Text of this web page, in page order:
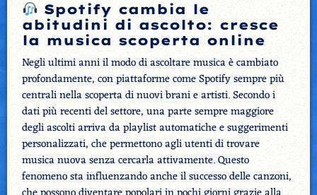
Spotify cambia le
abitudini di ascolto: cresce
la musica scoperta online
Negli ultimi anni il modo di ascoltare musica è cambiato
profondamente, con piattaforme come Spotify sempre più
centrali nella scoperta di nuovi brani e artisti. Secondo i
dati più recenti del settore, una parte sempre maggiore
degli ascolti arriva da playlist automatiche e suggerimenti
personalizzati, che permettono agli utenti di trovare
musica nuova senza cercarla attivamente. Questo
fenomeno sta influenzando anche il successo delle canzoni,